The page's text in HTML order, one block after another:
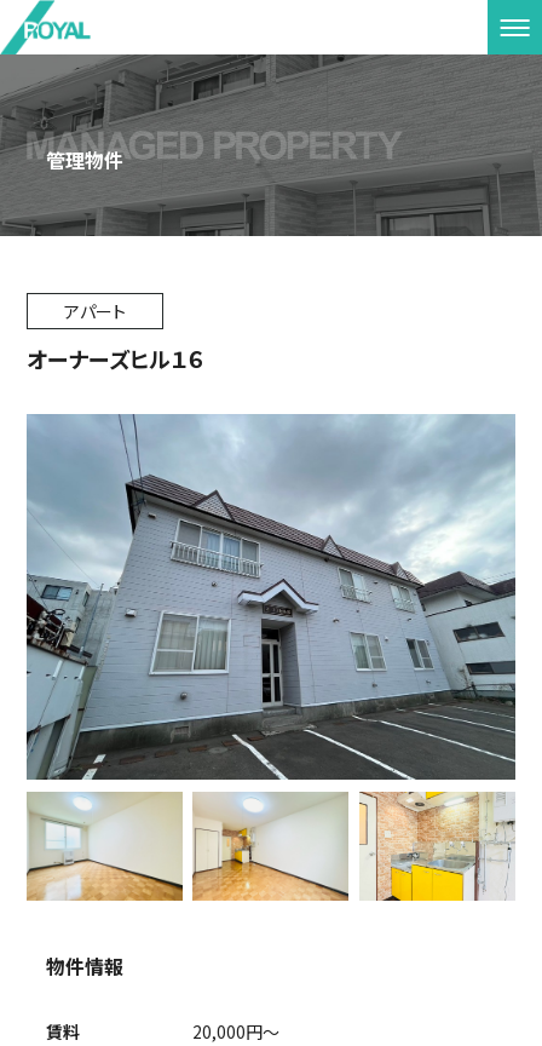
管理物件
アパート
オーナーズヒル１６
物件情報
賃料 20,000円～